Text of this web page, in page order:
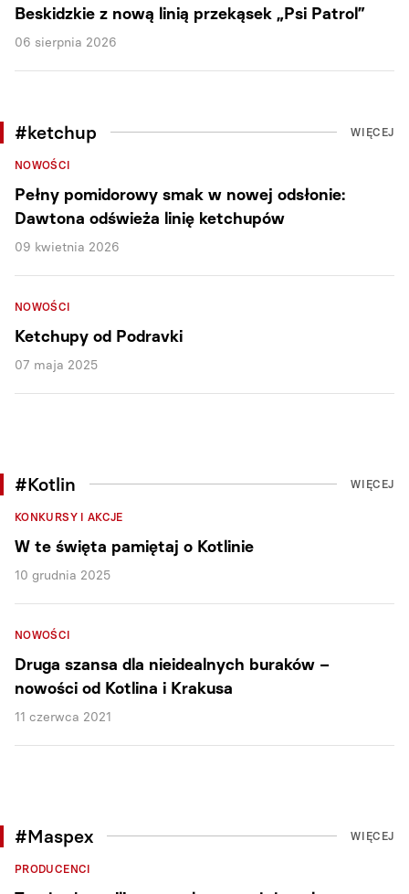
Beskidzkie z nową linią przekąsek „Psi Patrol”
06 sierpnia 2026
#ketchup WIĘCEJ
NOWOŚCI
Pełny pomidorowy smak w nowej odsłonie:
Dawtona odświeża linię ketchupów
09 kwietnia 2026
NOWOŚCI
Ketchupy od Podravki
07 maja 2025
#Kotlin WIĘCEJ
KONKURSY I AKCJE
W te święta pamiętaj o Kotlinie
10 grudnia 2025
NOWOŚCI
Druga szansa dla nieidealnych buraków –
nowości od Kotlina i Krakusa
11 czerwca 2021
#Maspex WIĘCEJ
PRODUCENCI